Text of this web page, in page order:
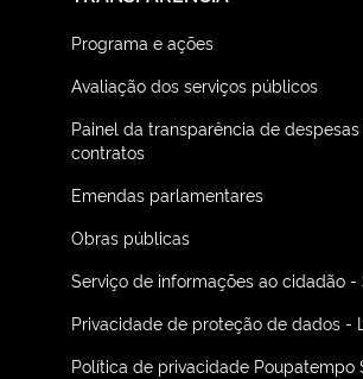
Programa e ações
Avaliação dos serviços públicos
Painel da transparência de
contratos
Emendas parlamentares
Obras públicas
Serviço de informações ao cidadão -
Privacidade de proteção de dados -
Política de privacidade Poupatempo